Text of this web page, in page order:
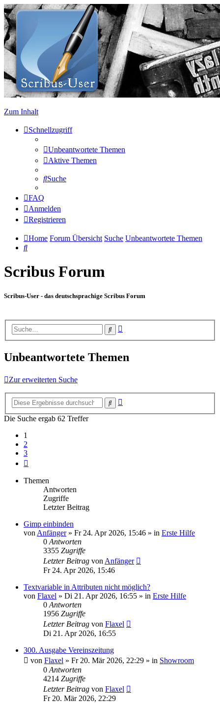
Zum Inhalt
Schnellzugriff
Unbeantwortete Themen
Aktive Themen
Suche
FAQ
Anmelden
Registrieren
Home Forum Übersicht Suche Unbeantwortete Themen
Suche
Scribus Forum
Scribus-User - das deutschsprachige Scribus Forum
Suche
Unbeantwortete Themen
Zur erweiterten Suche
Suche
Die Suche ergab 62 Treffer
1
2
3
Themen
Antworten
Zugriffe
Letzter Beitrag
Gimp einbinden
von Anfänger» Fr 24. Apr 2026, 15:46 » in Erste Hilfe
0 Antworten
3355 Zugriffe
Letzter Beitrag von Anfänger
Fr 24. Apr 2026, 15:46
Textvariable in Attributen nicht möglich?
von Flaxel » Di 21. Apr 2026, 16:55 » in Erste Hilfe
0 Antworten
1956 Zugriffe
Letzter Beitrag von Flaxel
Di 21. Apr 2026, 16:55
300. Ausgabe Vereinszeitung
von Flaxel » Fr 20. Mär 2026, 22:29 » in Showroom
0 Antworten
4214 Zugriffe
Letzter Beitrag von Flaxel
Fr 20. Mär 2026, 22:29